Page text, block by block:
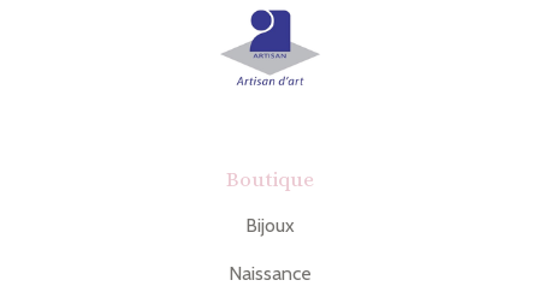
Boutique
Bijoux
Naissance